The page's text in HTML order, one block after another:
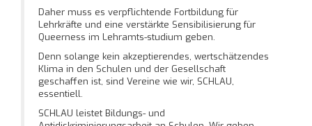
Daher muss es verpflichtende Fortbildung für
Lehrkräfte und eine verstärkte Sensibilisierung für
Queerness im Lehramts-studium geben.
Denn solange kein akzeptierendes, wertschätzendes
Klima in den Schulen und der Gesellschaft
geschaffen ist, sind Vereine wie wir, SCHLAU,
essentiell.
SCHLAU leistet Bildungs- und